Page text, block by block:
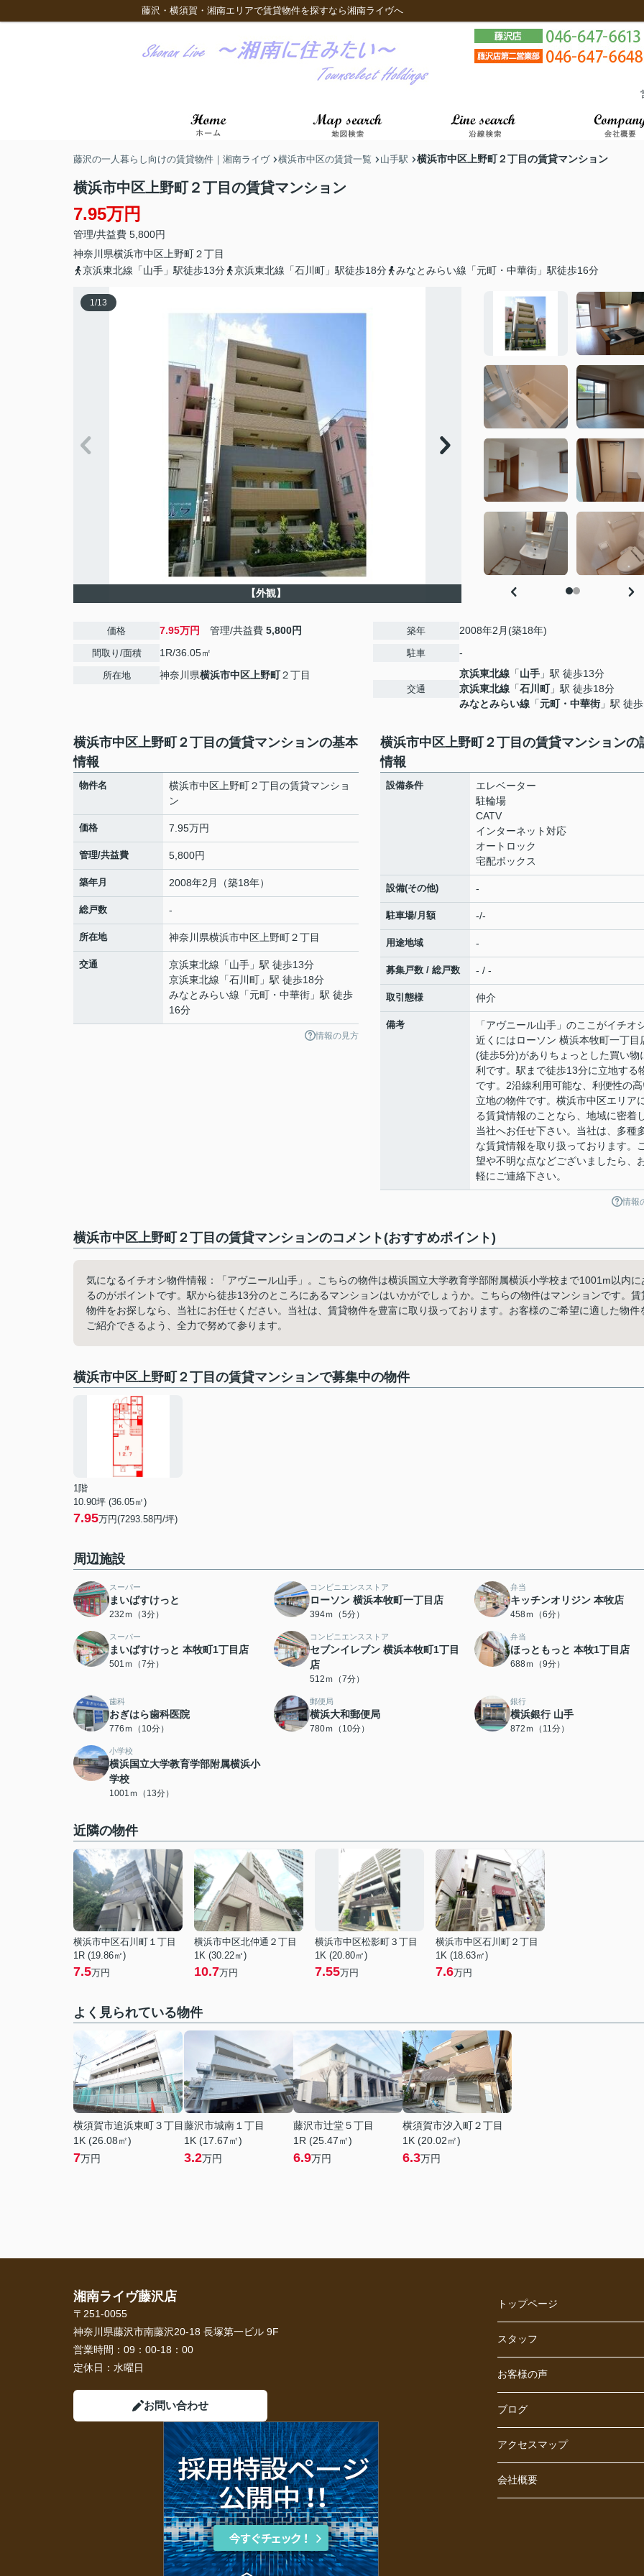
藤沢・横須賀・湘南エリアで賃貸物件を探すなら湘南ライヴへ
藤沢の一人暮らし向けの賃貸物件｜湘南ライヴ 横浜市中区の賃貸一覧 山手駅 横浜市中区上野町２丁目の賃貸マンション
横浜市中区上野町２丁目の賃貸マンション
7.95万円
管理/共益費 5,800円
神奈川県横浜市中区 上野町２丁目
京浜東北線「山手」駅徒歩13分
京浜東北線「石川町」駅徒歩18分 みなとみらい線「元町・中華街」駅徒歩16分
1/13
【外観】
価格 7.95万円 管理/共益費 5,800円
間取り/面積 1R/36.05㎡
所在地 神奈川県横浜市中区 上野町２丁目
築年 2008年2月(築18年)
駐車 -
交通
京浜東北線 「山手 」駅 徒歩13分
京浜東北線 「石川町」駅 徒歩18分
みなとみらい線 「元町・中華街」駅 徒
横浜市中区上野町２丁目の賃貸マンションの基本
情報
物件名
横浜市中区上野町２丁目の賃貸マンショ
ン
価格 7.95万円
管理/共益費 5,800円
築年月 2008年2月（築18年）
総戸数 -
所在地 神奈川県横浜市中区 上野町２丁目
交通 京浜東北線 「山手 」駅 徒歩13分
京浜東北線 「石川町 」駅 徒歩18分
みなとみらい線 「元町・中華街 」駅 徒歩
16分
情報の見方
横浜市中区上野町２丁目の賃貸マンションの
情報
設備条件
エレベーター
駐輪場
CATV
インターネット対応
オートロック
宅配ボックス
設備(その他) -
駐車場/月額 -/-
用途地域 -
募集戸数 / 総戸数 - / -
取引態様 仲介
備考
「アヴニール山手」のここがイチオ
近くにはローソン 横浜本牧町一丁目
(徒歩5分)がありちょっとした買い物
利です。駅まで徒歩13分に立地する
です。2沿線利用可能な、利便性の
立地の物件です。横浜市中区エリア
る賃貸情報のことなら、地域に密着
当社へお任せ下さい。当社は、多種
な賃貸情報を取り扱っております。
望や不明な点などございましたら、
軽にご連絡下さい。
情報
横浜市中区上野町２丁目の賃貸マンションのコメント(おすすめポイント)
気になるイチオシ物件情報：「アヴニール山手」。こちらの物件は横浜国立大学教育学部附属横浜小学校まで1001m以内に
るのがポイントです。駅から徒歩13分のところにあるマンションはいかがでしょうか。こちらの物件はマンションです。賃
物件をお探しなら、当社にお任せください。当社は、賃貸物件を豊富に取り扱っております。お客様のご希望に適した物件
ご紹介できるよう、全力で努めて参ります。
横浜市中区上野町２丁目の賃貸マンションで募集中の物件
1階
10.90坪 (36.05㎡)
7.95万円(7293.58円/坪)
周辺施設
スーパー
まいばすけっと
232ｍ（3分）
コンビニエンスストア
ローソン 横浜本牧町一丁目店
394ｍ（5分）
弁当
キッチンオリジン 本牧店
458ｍ（6分）
スーパー
まいばすけっと 本牧町1丁目店
501ｍ（7分）
コンビニエンスストア
セブンイレブン 横浜本牧町1丁目
店
512ｍ（7分）
弁当
ほっともっと 本牧1丁目店
688ｍ（9分）
歯科
おぎはら歯科医院
776ｍ（10分）
郵便局
横浜大和郵便局
780ｍ（10分）
銀行
横浜銀行 山手
872ｍ（11分）
小学校
横浜国立大学教育学部附属横浜小
学校
1001ｍ（13分）
近隣の物件
横浜市中区石川町１丁目
1R (19.86㎡)
7.5万円
横浜市中区北仲通２丁目
1K (30.22㎡)
10.7万円
横浜市中区松影町３丁目
1K (20.80㎡)
7.55万円
横浜市中区石川町２丁目
1K (18.63㎡)
7.6万円
よく見られている物件
横須賀市追浜東町３丁目
1K (26.08㎡)
7万円
藤沢市城南１丁目
1K (17.67㎡)
3.2万円
藤沢市辻堂５丁目
1R (25.47㎡)
6.9万円
横須賀市汐入町２丁目
1K (20.02㎡)
6.3万円
湘南ライヴ藤沢店
〒251-0055
神奈川県藤沢市南藤沢20-18 長塚第一ビル 9F
営業時間： 09：00-18：00
定休日： 水曜日
お問い合わせ
トップページ
スタッフ
お客様の声
ブログ
アクセスマップ
会社概要